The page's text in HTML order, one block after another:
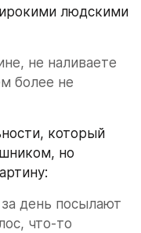
людскими
не наливаете
более не
который
но
день посылают
что-то